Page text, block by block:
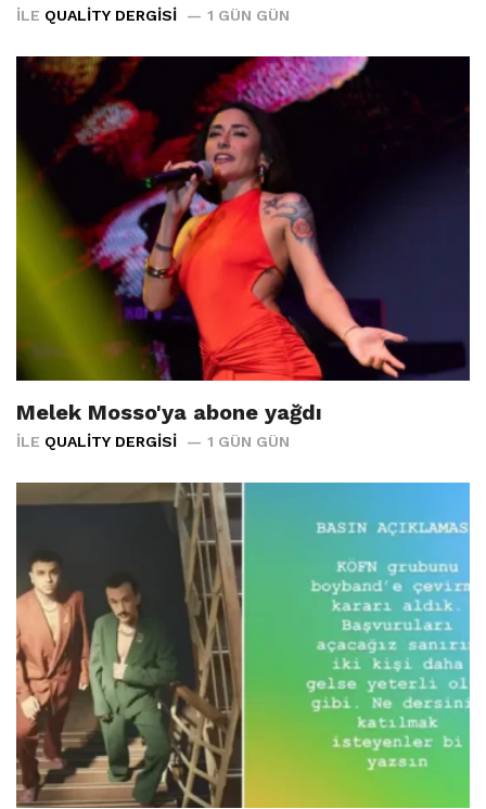
İLE QUALITY DERGISI 1 GÜN GÜN
Melek Mosso'ya abone yağdı
İLE QUALITY DERGISI 1 GÜN GÜN